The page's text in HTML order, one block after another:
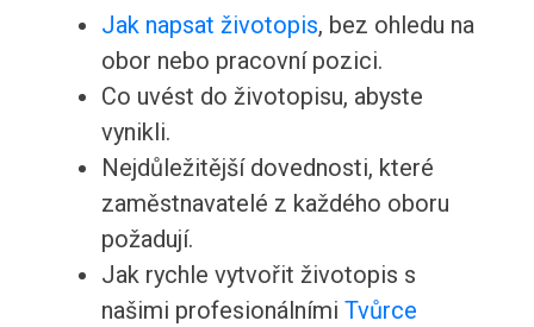
Jak napsat životopis, bez ohledu na
obor nebo pracovní pozici.
Co uvést do životopisu, abyste
vynikli.
Nejdůležitější dovednosti, které
zaměstnavatelé z každého oboru
požadují.
Jak rychle vytvořit životopis s
našimi profesionálními Tvůrce